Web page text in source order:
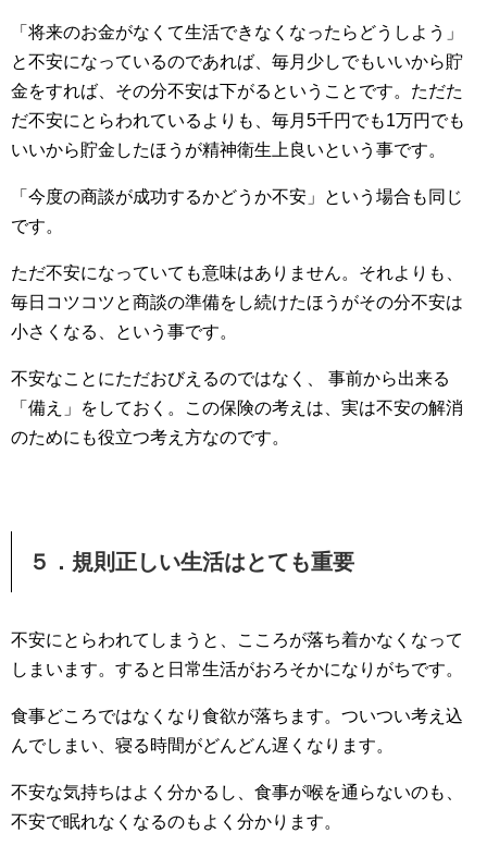
「将来のお金がなくて生活できなくなったらどうしよう」
と不安になっているのであれば、毎月少しでもいいから貯
金をすれば、その分不安は下がるということです。ただた
だ不安にとらわれているよりも、 毎月5千円でも1万円でも
いいから貯金したほうが精神衛生上良いという事です。
「今度の商談が成功するかどうか不安」という場合も同じ
です。
ただ不安になっていても意味はありません。それよりも、
毎日コツコツと商談の準備をし続けたほうがその分不安は
小さくなる、という事です。
不安なことにただおびえるのではなく、 事前から出来る
「備え」をしておく。この保険の考えは、実は不安の解消
のためにも役立つ考え方なのです。
５．規則正しい生活はとても重要
不安にとらわれてしまうと、こころが落ち着かなくなって
しまいます。すると日常生活がおろそかになりがちです。
食事どころではなくなり食欲が落ちます。ついつい考え込
んでしまい、寝る時間がどんどん遅くなります。
不安な気持ちはよく分かるし、食事が喉を通らないのも、
不安で眠れなくなるのもよく分かります。